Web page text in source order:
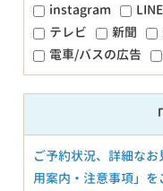
instagram
LINE
テレビ
新聞
電車/バスの広告
ご予約状況、詳細な
用案内・注意事項」